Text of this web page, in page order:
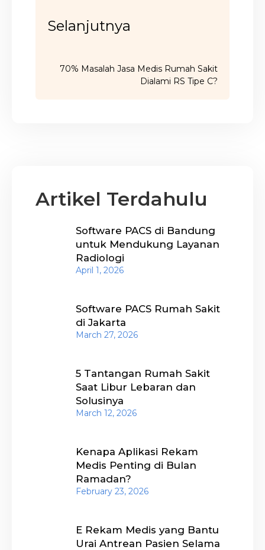
Selanjutnya
70% Masalah Jasa Medis Rumah Sakit
Dialami RS Tipe C?
Artikel Terdahulu
Software PACS di Bandung
untuk Mendukung Layanan
Radiologi
April 1, 2026
Software PACS Rumah Sakit
di Jakarta
March 27, 2026
5 Tantangan Rumah Sakit
Saat Libur Lebaran dan
Solusinya
March 12, 2026
Kenapa Aplikasi Rekam
Medis Penting di Bulan
Ramadan?
February 23, 2026
E Rekam Medis yang Bantu
Urai Antrean Pasien Selama